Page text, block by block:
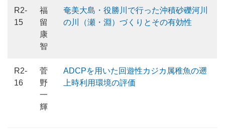
R2-
15
福
留
康
智
奄美大島・役勝川で行った沖積砂礫河川
の川（瀬・淵）づくりとその有効性
R2-
16
菅
野
一
輝
ADCPを用いた回遊性カジカ属稚魚の遡
上時利用環境の評価